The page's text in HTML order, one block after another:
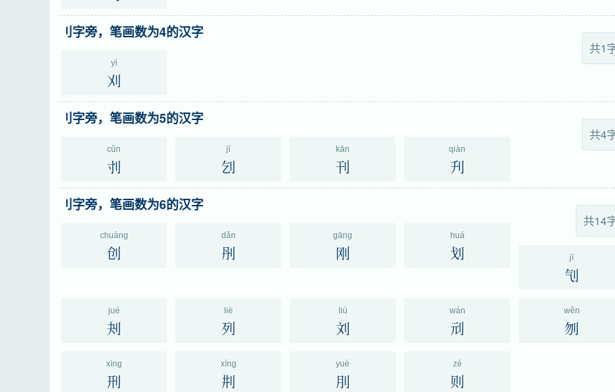
共1
刂字旁，笔画数为4的汉字
yì
刈
共4
刂字旁，笔画数为5的汉字
cǔn
刌
jī
刉
kān
刊
qiàn
刋
共14
刂字旁，笔画数为6的汉字
chuàng
创
dǎn
刐
gāng
刚
huá
划 jī
刏
jué
刔
liè
列
liú
刘
wán
刓
wěn
刎
xíng
刑
xíng
㓝
yuè
刖
zé
则